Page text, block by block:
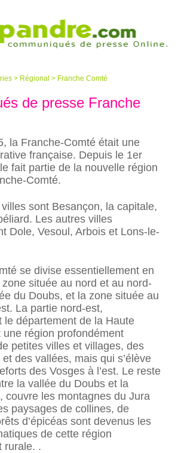
> Régional > Franche Comté
de presse Franche
la Franche-Comté était une
française. Depuis le 1er
fait partie de la nouvelle région
Comté.
sont Besançon, la capitale,
Les autres villes
Dole, Vesoul, Arbois et Lons-le-
se divise essentiellement en
située au nord et au nord-
du Doubs, et la zone située au
La partie nord-est,
le département de la Haute
une région profondément
petites villes et villages, des
des vallées, mais qui s’élève
des Vosges à l’est. Le reste
la vallée du Doubs et la
couvre les montagnes du Jura
paysages de collines, de
d’épicéas sont devenus les
de cette région
rurale. .